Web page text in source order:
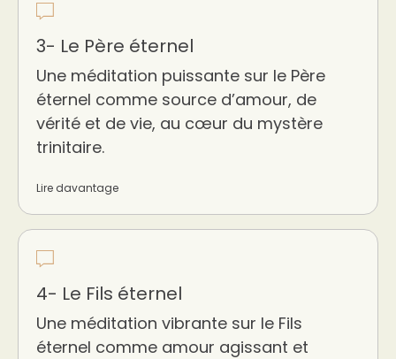
3- Le Père éternel
Une méditation puissante sur le Père
éternel comme source d’amour, de
vérité et de vie, au cœur du mystère
trinitaire.
Lire davantage
4- Le Fils éternel
Une méditation vibrante sur le Fils
éternel comme amour agissant et